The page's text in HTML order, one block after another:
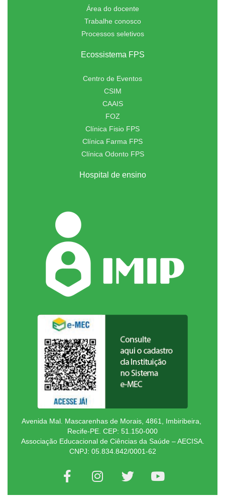
Área do docente
Trabalhe conosco
Processos seletivos
Ecossistema FPS
Centro de Eventos
CSIM
CAAIS
FOZ
Clínica Fisio FPS
Clínica Farma FPS
Clínica Odonto FPS
Hospital de ensino
Avenida Mal. Mascarenhas de Morais, 4861, Imbiribeira,
Recife-PE. CEP: 51.150-000
Associação Educacional de Ciências da Saúde – AECISA.
CNPJ: 05.834.842/0001-62